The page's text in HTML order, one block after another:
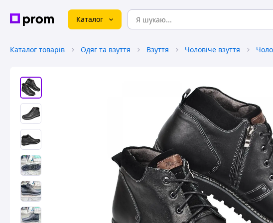
Каталог
Каталог товарів Одяг та взуття Взуття Чоловіче взуття